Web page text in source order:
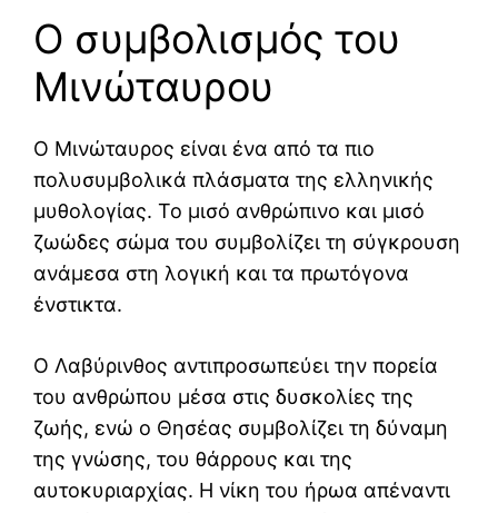
Ο συμβολισμός του
Μινώταυρου
Ο Μινώταυρος είναι ένα από τα πιο
πολυσυμβολικά πλάσματα της ελληνικής
μυθολογίας. Το μισό ανθρώπινο και μισό
ζωώδες σώμα του συμβολίζει τη σύγκρουση
ανάμεσα στη λογική και τα πρωτόγονα
ένστικτα.
Ο Λαβύρινθος αντιπροσωπεύει την πορεία
του ανθρώπου μέσα στις δυσκολίες της
ζωής, ενώ ο Θησέας συμβολίζει τη δύναμη
της γνώσης, του θάρρους και της
αυτοκυριαρχίας. Η νίκη του ήρωα απέναντι